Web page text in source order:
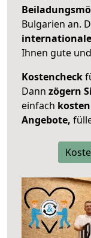
Bulgarien an.
Ihnen gute
Kostencheck
Dann zögern
einfach
Angebote,